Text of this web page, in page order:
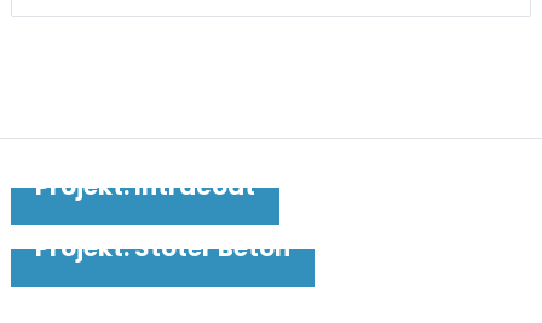
Projekt: Intracoat
NÄCHSTES PROJEKT
Projekt: Stoter Beton